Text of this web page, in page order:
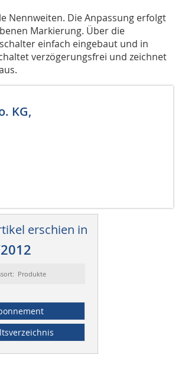
Nennweiten. Die Anpassung erfolgt
Markierung. Über die
einfach eingebaut und in
verzögerungsfrei und zeichnet
KG,
erschien in
Produkte